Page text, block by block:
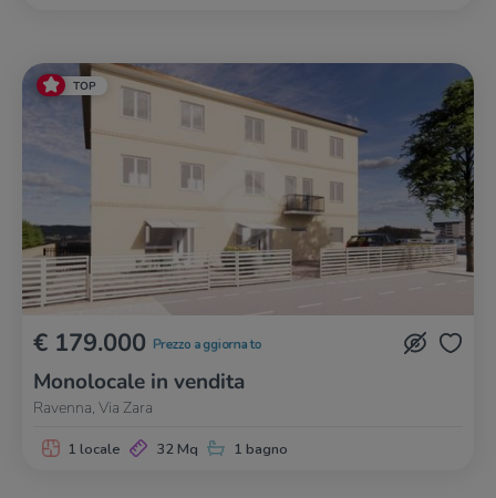
TOP
€ 179.000 Prezzo aggiornato
Monolocale in vendita
Ravenna, Via Zara
1 locale 32 Mq 1 bagno